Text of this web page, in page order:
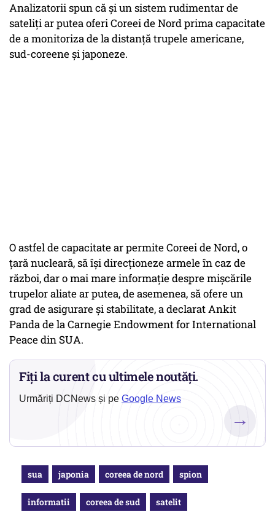
Analizatorii spun că și un sistem rudimentar de
sateliți ar putea oferi Coreei de Nord prima capacitate
de a monitoriza de la distanță trupele americane,
sud-coreene și japoneze.
O astfel de capacitate ar permite Coreei de Nord, o
țară nucleară, să își direcționeze armele în caz de
război, dar o mai mare informație despre mișcările
trupelor aliate ar putea, de asemenea, să ofere un
grad de asigurare și stabilitate, a declarat Ankit
Panda de la Carnegie Endowment for International
Peace din SUA.
Fiți la curent cu ultimele noutăți.
Urmăriți DCNews și pe Google News
→
sua japonia coreea de nord spion
informatii coreea de sud satelit